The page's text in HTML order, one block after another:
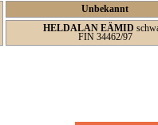
Unbekannt
HELDALAN EÄMID
FIN 34462/97